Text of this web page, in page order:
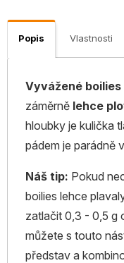
Popis Vlastnosti
Vyvážené boilies
záměrně lehce
hloubky je kulička
pádem je parádně
Náš tip: Pokud
boilies lehce
zatlačit 0,3 - 0,5 g
můžete s touto
představ a